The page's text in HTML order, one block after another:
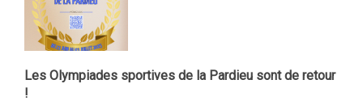
Les Olympiades sportives de la Pardieu sont de retour
!